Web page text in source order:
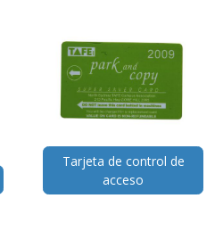
Tarjeta de control de
acceso